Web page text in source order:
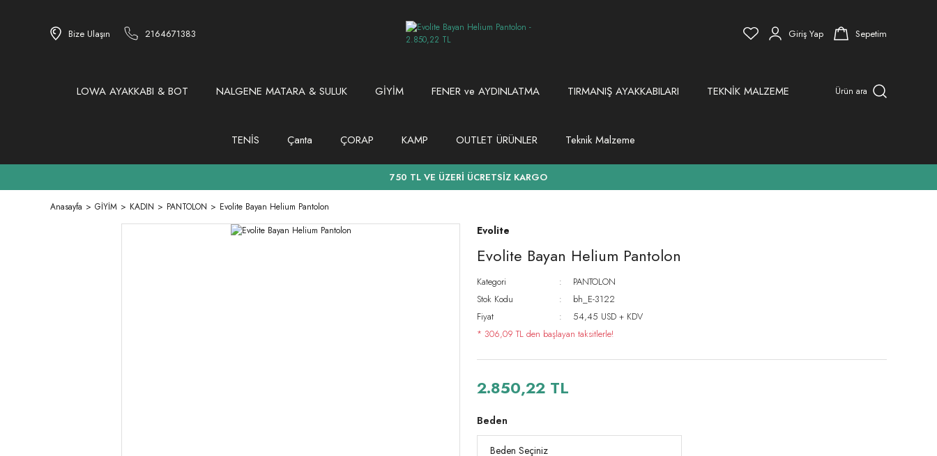
Bize Ulaşın 2164671383 Giriş Yap Sepetim
LOWA AYAKKABI & BOT NALGENE MATARA & SULUK GİYİM FENER ve AYDINLATMA TIRMANIŞ AYAKKABILARI TEKNİK MALZEME
TENİS Çanta ÇORAP KAMP OUTLET ÜRÜNLER Teknik Malzeme
Ürün ara
750 TL VE ÜZERİ ÜCRETSİZ KARGO
Anasayfa GİYİM KADIN PANTOLON Evolite Bayan Helium Pantolon
Evolite
Evolite Bayan Helium Pantolon
Kategori
PANTOLON
Stok Kodu
bh_E-3122
Fiyat
54,45 USD + KDV
* 306,09 TL den başlayan taksitlerle!
2.850,22 TL
Beden